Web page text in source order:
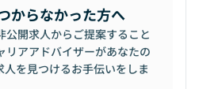
からなかった方へ
公開求人からご提案すること
リアアドバイザーがあなたの
を見つけるお手伝いをしま